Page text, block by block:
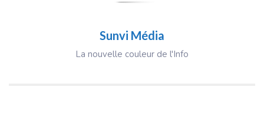
Sunvi Média
La nouvelle couleur de l'Info